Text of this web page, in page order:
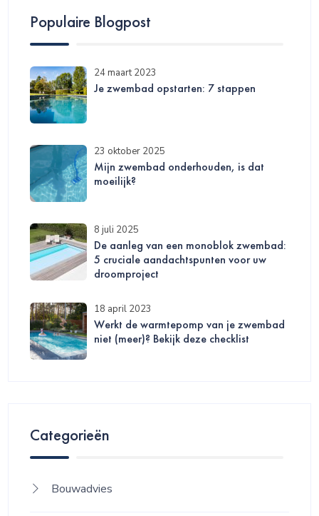
Populaire Blogpost
24 maart 2023
Je zwembad opstarten: 7 stappen
23 oktober 2025
Mijn zwembad onderhouden, is dat
moeilijk?
8 juli 2025
De aanleg van een monoblok zwembad:
5 cruciale aandachtspunten voor uw
droomproject
18 april 2023
Werkt de warmtepomp van je zwembad
niet (meer)? Bekijk deze checklist
Categorieën
Bouwadvies